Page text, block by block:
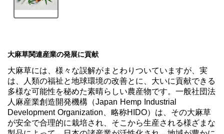
大麻草関連産業の発展に貢献
大麻草には、様々な誤解がまとわりついていますが、実
は、人類の福祉と地球環境の改善とに、大いに貢献できる
多様な可能性を秘めた素晴らしい農産物です。一般社団法
人麻産業創造開発機構（Japan Hemp Industrial
Development Organization、略称HIDO）は、その大麻草
が安全で合理的に栽培され、そこから生産される様ざまな